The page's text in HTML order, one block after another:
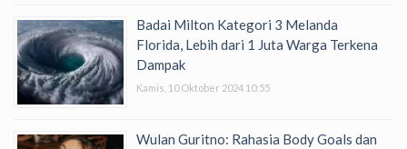
Badai Milton Kategori 3 Melanda
Florida, Lebih dari 1 Juta Warga Terkena
Dampak
Kamis, 10 Oktober 2024 10:55
Wulan Guritno: Rahasia Body Goals dan